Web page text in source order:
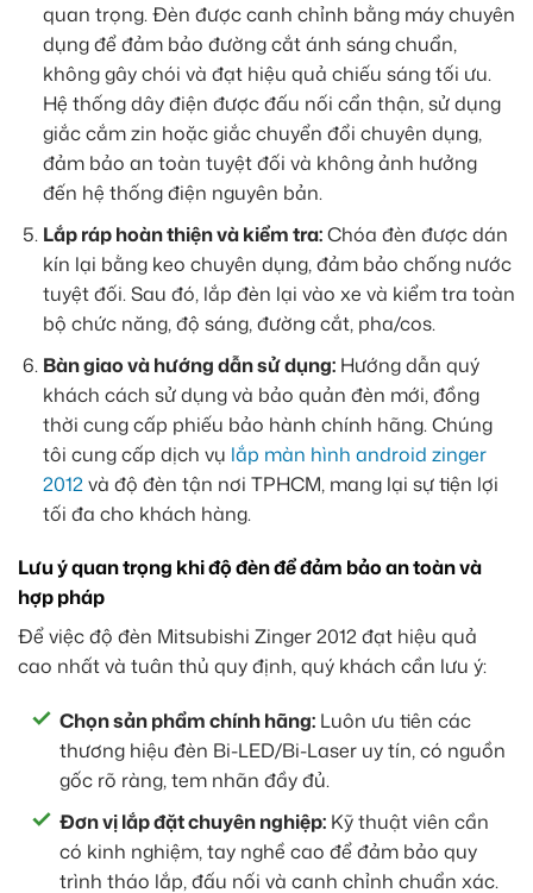
quan trọng. Đèn được canh chỉnh bằng máy chuyên
dụng để đảm bảo đường cắt ánh sáng chuẩn,
không gây chói và đạt hiệu quả chiếu sáng tối ưu.
Hệ thống dây điện được đấu nối cẩn thận, sử dụng
giắc cắm zin hoặc giắc chuyển đổi chuyên dụng,
đảm bảo an toàn tuyệt đối và không ảnh hưởng
đến hệ thống điện nguyên bản.
Lắp ráp hoàn thiện và kiểm tra:Chóa đèn được dán
kín lại bằng keo chuyên dụng, đảm bảo chống nước
tuyệt đối. Sau đó, lắp đèn lại vào xe và kiểm tra toàn
bộ chức năng, độ sáng, đường cắt, pha/cos.
Bàn giao và hướng dẫn sử dụng:Hướng dẫn quý
khách cách sử dụng và bảo quản đèn mới, đồng
thời cung cấp phiếu bảo hành chính hãng. Chúng
tôi cung cấp dịch vụ lắp màn hình android zinger
2012và độ đèn tận nơi TPHCM, mang lại sự tiện lợi
tối đa cho khách hàng.
Lưu ý quan trọng khi độ đèn để đảm bảo an toàn và
hợp pháp
Để việc độ đèn Mitsubishi Zinger 2012 đạt hiệu quả
cao nhất và tuân thủ quy định, quý khách cần lưu ý:
Chọn sản phẩm chính hãng: Luôn ưu tiên các
thương hiệu đèn Bi-LED/Bi-Laser uy tín, có nguồn
gốc rõ ràng, tem nhãn đầy đủ.
Đơn vị lắp đặt chuyên nghiệp: Kỹ thuật viên cần
có kinh nghiệm, tay nghề cao để đảm bảo quy
trình tháo lắp, đấu nối và canh chỉnh chuẩn xác.